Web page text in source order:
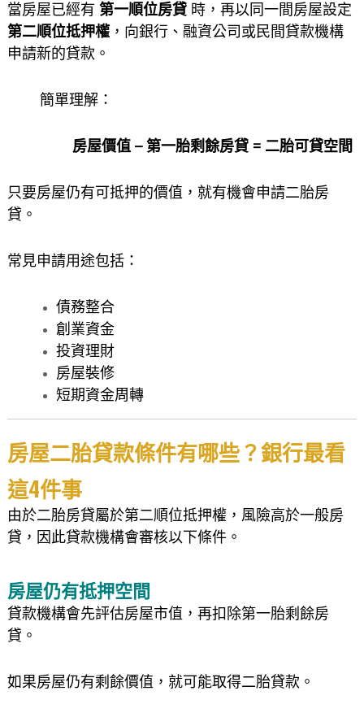
當房屋已經有 第一順位房貸時，再以同一間房屋設定
第二順位抵押權，向銀行、融資公司或民間貸款機構
申請新的貸款。
簡單理解：
房屋價值 – 第一胎剩餘房貸 = 二胎可貸空間
只要房屋仍有可抵押的價值，就有機會申請二胎房
貸。
常見申請用途包括：
債務整合
創業資金
投資理財
房屋裝修
短期資金周轉
房屋二胎貸款條件有哪些？銀行最看
這4件事
由於二胎房貸屬於第二順位抵押權，風險高於一般房
貸，因此貸款機構會審核以下條件。
房屋仍有抵押空間
貸款機構會先評估房屋市值，再扣除第一胎剩餘房
貸。
如果房屋仍有剩餘價值，就可能取得二胎貸款。